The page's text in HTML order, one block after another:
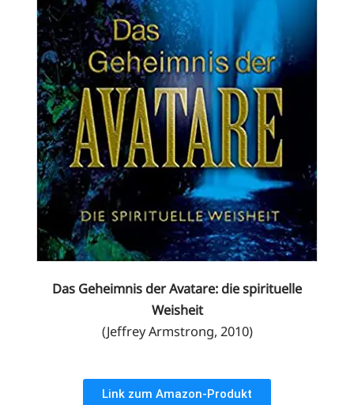
Das Geheimnis der Avatare: die spirituelle
Weisheit
(Jeffrey Armstrong, 2010)
Link zum Amazon-Produkt